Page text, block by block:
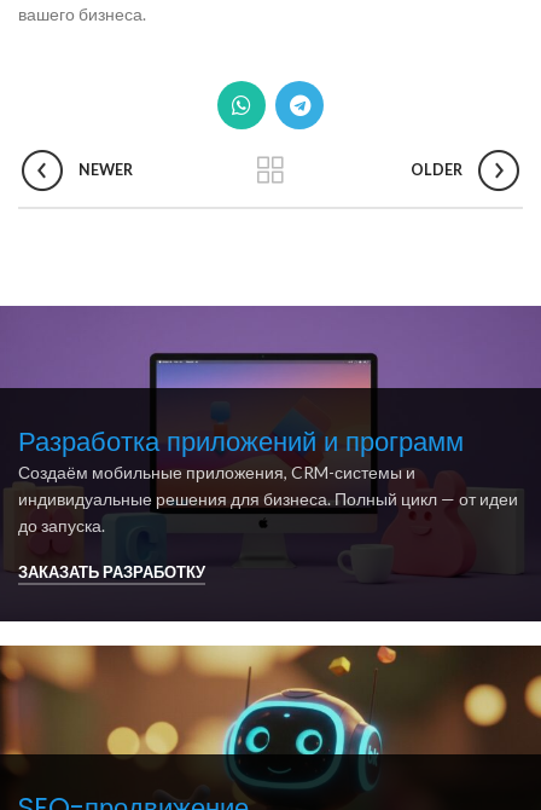
вашего бизнеса.
NEWER OLDER
Разработка приложений и программ
Создаём мобильные приложения, CRM-системы и
индивидуальные решения для бизнеса. Полный цикл — от идеи
до запуска.
ЗАКАЗАТЬ РАЗРАБОТКУ